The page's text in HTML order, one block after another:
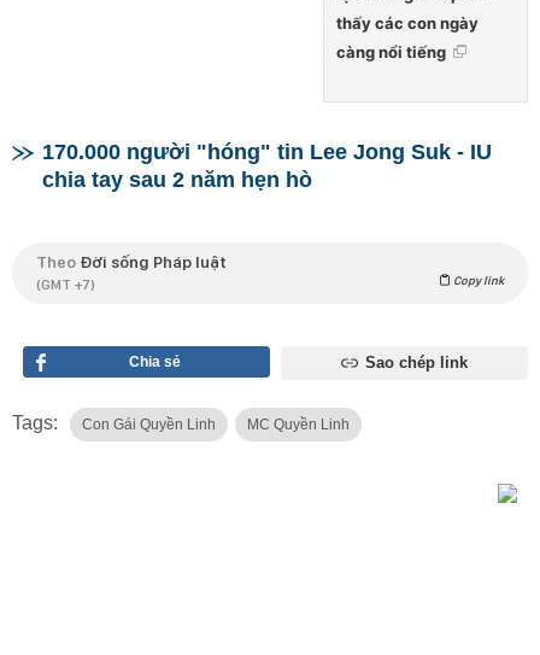
thấy các con ngày
càng nổi tiếng
170.000 người "hóng" tin Lee Jong Suk - IU
chia tay sau 2 năm hẹn hò
Theo Đời sống Pháp luật
(GMT +7) Copy link
Chia sẻ Sao chép link
Tags: Con Gái Quyền Linh MC Quyền Linh